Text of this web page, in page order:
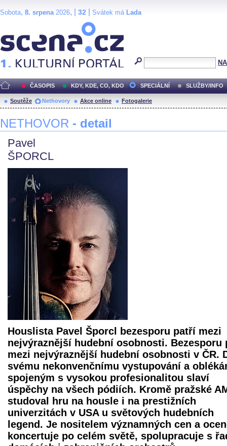
Sobota, 8. srpena2026, | 32 Svátek má Lada
ČASOPIS KDY, KDE, CO, KDO SPECIÁLNÍ SLUŽBY/INFO
Soutěže Nethovory Akce online Fotogalerie
NETHOVOR - detail
Pavel
ŠPORCL
Houslista Pavel Šporcl
bezesporu patří mezi
nejvýraznější hudební osobnosti. Bezesporu
mezi nejvýraznější hudební osobnosti v ČR.
svému nekonvenčnímu vystupování a
spojeným s vysokou profesionalitou slaví
úspěchy na všech pódiích. Kromě pražské
studoval hru na housle i na prestižních
univerzitách v USA u světových hudebních
legend. Je nositelem významných cen a
koncertuje po celém světě, spolupracuje s